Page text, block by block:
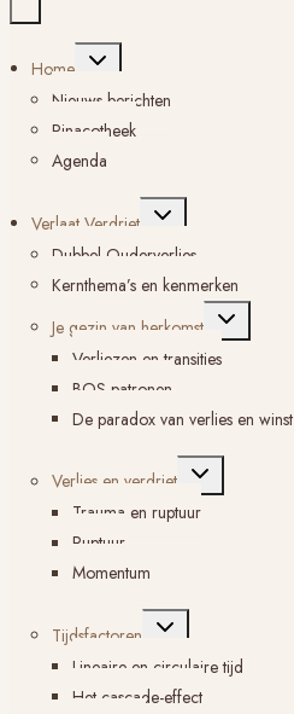
Home
Toggle
submenu
Nieuws berichten
Pinacotheek
Agenda
Verlaat Verdriet
Toggle
submenu
Dubbel Ouderverlies
Kernthema’s en kenmerken
Je gezin van herkomst
Toggle
Verliezen en transities
BOS-patronen
De paradox van verlies en winst
Verlies en verdriet
Toggle
submenu
Trauma en ruptuur
Ruptuur
Momentum
Tijdsfactoren
Toggle
submenu
Lineaire en circulaire tijd
Het cascade-effect